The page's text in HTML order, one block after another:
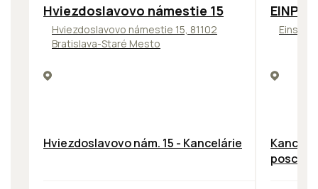
ODPORÚČAME
Hviezdoslavovo námestie 15
Hviezdoslavovo námestie 15, 81102
Bratislava-Staré Mesto
Hviezdoslavovo nám. 15 - Kancelárie
TOP